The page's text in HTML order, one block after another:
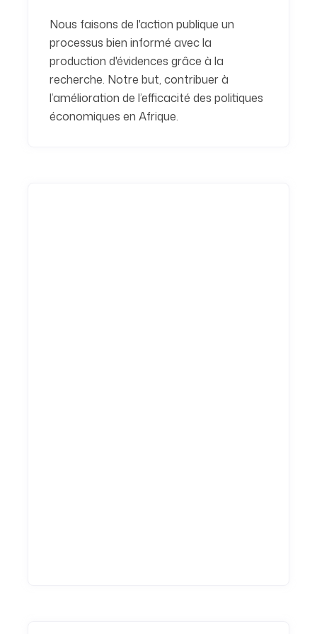
Nous faisons de l'action publique un
processus bien informé avec la
production d'évidences grâce à la
recherche. Notre but, contribuer à
l’amélioration de l’efficacité des politiques
économiques en Afrique.